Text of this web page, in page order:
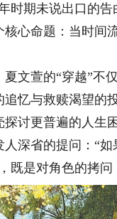
时期未说出口的
心命题：当时间
萱的“穿越”不
忆与救赎渴望的
探讨更普遍的人
深省的提问：“
既是对角色的拷